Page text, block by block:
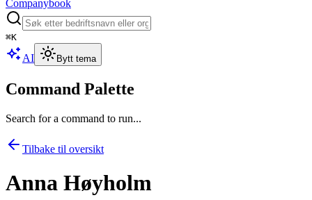
Companybook
⌘K
AI Bytt tema
Command Palette
Search for a command to run...
Tilbake til oversikt
Anna Høyholm